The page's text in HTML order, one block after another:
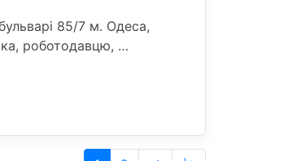
85/7 м. Одеса,
роботодавцю, …